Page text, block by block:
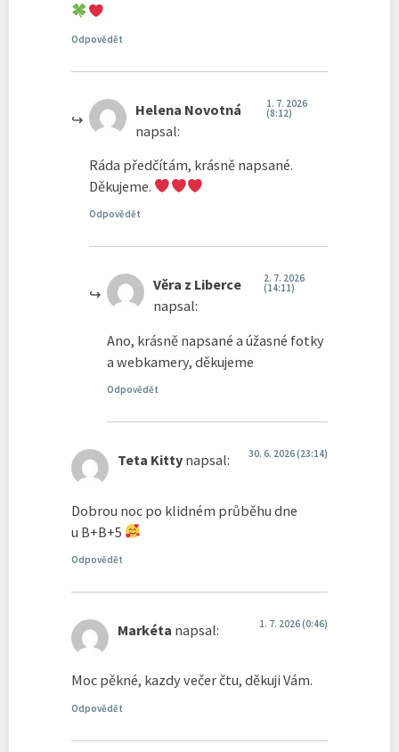
Odpovědět
Helena Novotná
napsal:
1. 7. 2026
(8:12)
Ráda předčítám, krásně napsané.
Děkujeme.
Odpovědět
Věra z Liberce
napsal:
2. 7. 2026
(14:11)
Ano, krásně napsané a úžasné fotky
a webkamery, děkujeme
Odpovědět
Teta Kitty napsal: 30. 6. 2026 (23:14)
Dobrou noc po klidném průběhu dne
u B+B+5
Odpovědět
Markéta napsal: 1. 7. 2026 (0:46)
Moc pěkné, kazdy večer čtu, děkuji Vám.
Odpovědět